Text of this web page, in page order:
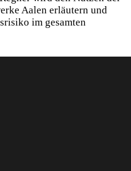
Aalen erläutern und
im gesamten